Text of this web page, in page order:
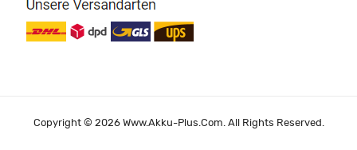
Copyright © 2026 Www.akku-Plus.com. All Rights Reserved.